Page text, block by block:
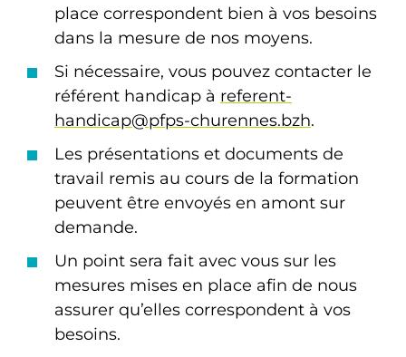
place correspondent bien à vos besoins
dans la mesure de nos moyens.
Si nécessaire, vous pouvez contacter le
référent handicap à referent-
handicap@pfps-churennes.bzh.
Les présentations et documents de
travail remis au cours de la formation
peuvent être envoyés en amont sur
demande.
Un point sera fait avec vous sur les
mesures mises en place afin de nous
assurer qu’elles correspondent à vos
besoins.